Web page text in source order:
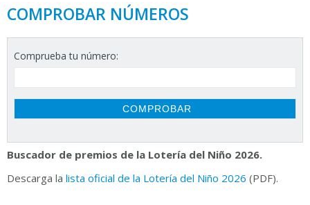
COMPROBAR NÚMEROS
Comprueba tu número:
Buscador de premios de la Lotería del Niño 2026.
Descarga la lista oficial de la Lotería del Niño 2026 (PDF).